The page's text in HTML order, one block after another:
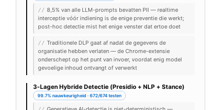
// 8,5% van alle LLM-prompts bevatten PII — realtime
interceptie vóór indiening is de enige preventie die werkt;
post-hoc detectie mist het enige venster dat ertoe doet
// Traditionele DLP gaat af nadat de gegevens de
organisatie hebben verlaten — de Chrome-extensie
onderschept op het punt van invoer, voordat enig model
gevoelige inhoud ontvangt of verwerkt
3-Lagen Hybride Detectie (Presidio + NLP + Stance)
99.7% nauwkeurigheid · 672/674 testen